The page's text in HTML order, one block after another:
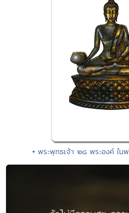
• พระพุทธเจ้า ๒๘ พระองค์ ใน